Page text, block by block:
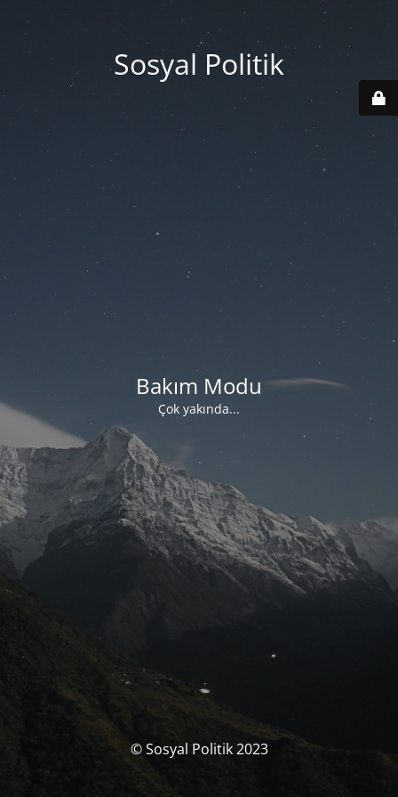
Sosyal Politik
Bakım Modu
Çok yakında...
© Sosyal Politik 2023